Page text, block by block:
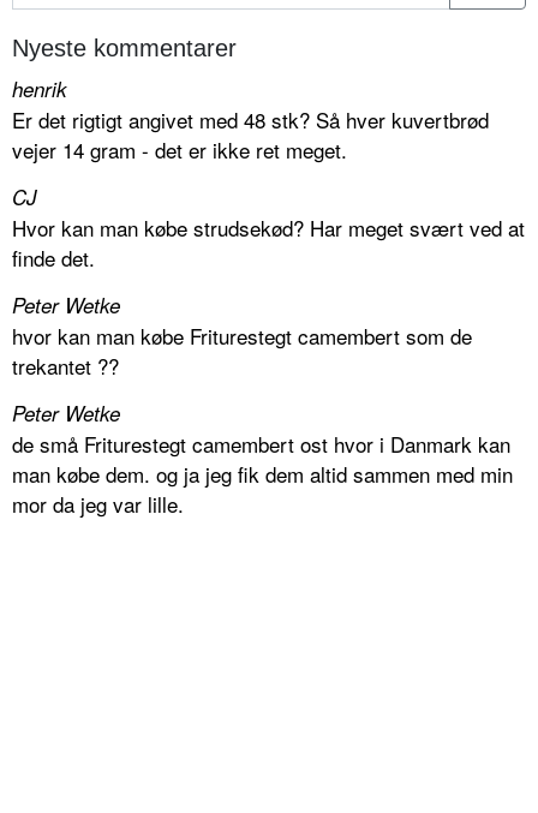
Nyeste kommentarer
henrik
Er det rigtigt angivet med 48 stk? Så hver kuvertbrød
vejer 14 gram - det er ikke ret meget.
CJ
Hvor kan man købe strudsekød? Har meget svært ved at
finde det.
Peter Wetke
hvor kan man købe Friturestegt camembert som de
trekantet ??
Peter Wetke
de små Friturestegt camembert ost hvor i Danmark kan
man købe dem. og ja jeg fik dem altid sammen med min
mor da jeg var lille.